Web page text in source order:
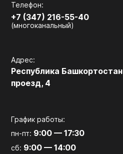
Телефон:
+7 (347) 216-55-40
(многоканальный)
Адрес:
Республика
проезд, 4
График работы:
пн-пт: 9:00 — 17:30
сб: 9:00 — 14:00